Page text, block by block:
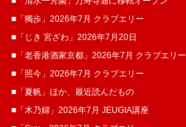
■「獨歩」2026年7月 クラブエリー
■「じき 宮ざわ」2026年7月20日
■「老香港酒家京都」2026年7月 クラブエリー
■「照今」2026年7月 クラブエリー
■「夏帆」ほか、最近読んだもの
■「木乃婦」2026年7月 JEUGIA講座